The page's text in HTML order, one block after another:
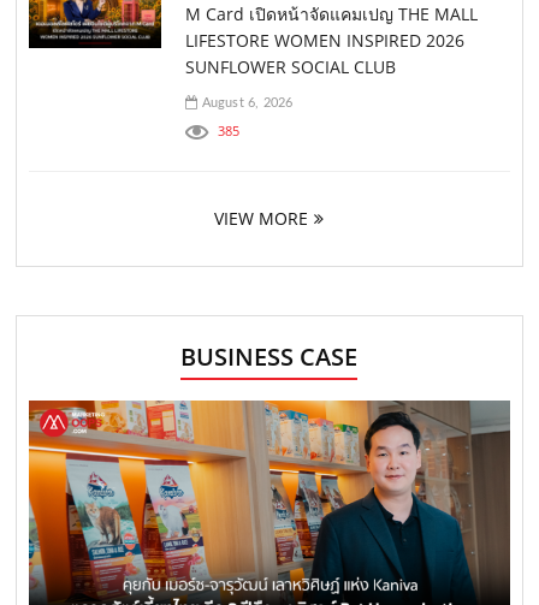
M Card เปิดหน้าจัดแคมเปญ THE MALL
LIFESTORE WOMEN INSPIRED 2026
SUNFLOWER SOCIAL CLUB
August 6, 2026
385
VIEW MORE
BUSINESS CASE